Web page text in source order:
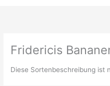
Fridericis
Diese Sortenbeschreibung ist